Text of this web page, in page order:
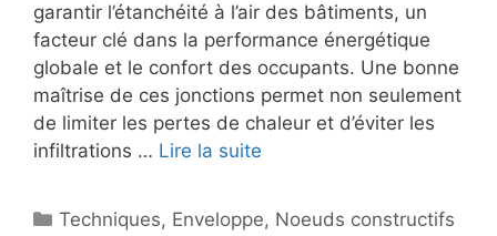
garantir l’étanchéité à l’air des bâtiments, un
facteur clé dans la performance énergétique
globale et le confort des occupants. Une bonne
maîtrise de ces jonctions permet non seulement
de limiter les pertes de chaleur et d’éviter les
infiltrations … Lire la suite
Catégories
Techniques, Enveloppe, Noeuds constructifs